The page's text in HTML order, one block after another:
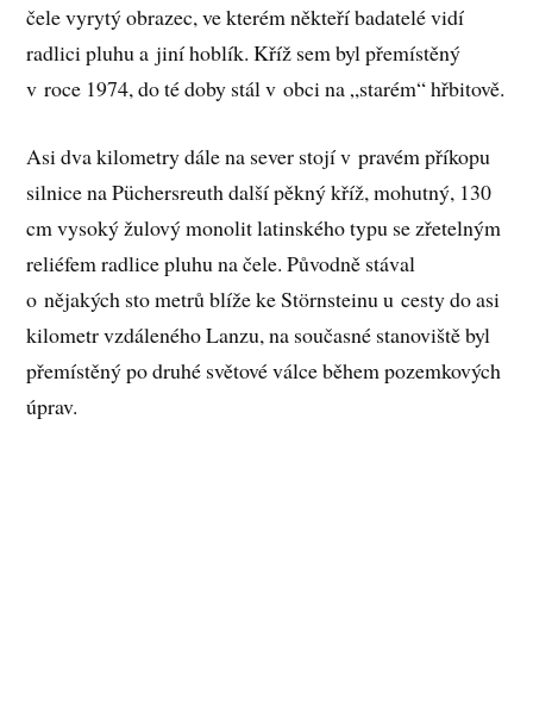
čele vyrytý obrazec, ve kterém někteří badatelé vidí
radlici pluhu a jiní hoblík. Kříž sem byl přemístěný
v roce 1974, do té doby stál v obci na „starém“ hřbitově.
Asi dva kilometry dále na sever stojí v pravém příkopu
silnice na Püchersreuth další pěkný kříž, mohutný, 130
cm vysoký žulový monolit latinského typu se zřetelným
reliéfem radlice pluhu na čele. Původně stával
o nějakých sto metrů blíže ke Störnsteinu u cesty do asi
kilometr vzdáleného Lanzu, na současné stanoviště byl
přemístěný po druhé světové válce během pozemkových
úprav.